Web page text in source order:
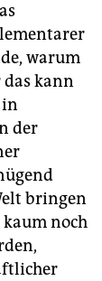
warum
kann
in
der
bringen
kaum noch